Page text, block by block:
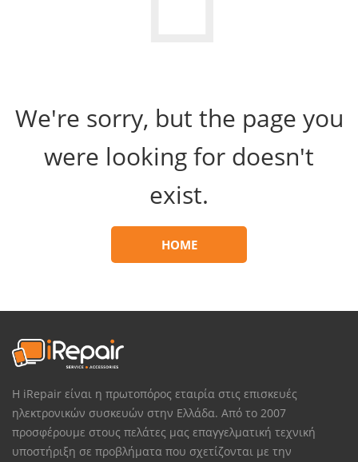
We're sorry, but the page you
were looking for doesn't
exist.
HOME
Η iRepair είναι η πρωτοπόρος εταιρία στις επισκευές
ηλεκτρονικών συσκευών στην Ελλάδα. Από το 2007
προσφέρουμε στους πελάτες μας επαγγελματική τεχνική
υποστήριξη σε προβλήματα που σχετίζονται με την